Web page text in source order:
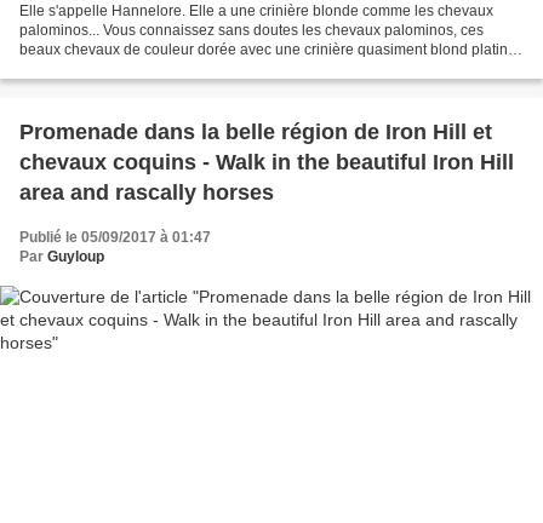
Elle s'appelle Hannelore. Elle a une crinière blonde comme les chevaux
palominos... Vous connaissez sans doutes les chevaux palominos, ces
beaux chevaux de couleur dorée avec une crinière quasiment blond platine.
Promenade dans la belle région de Iron Hill et
chevaux coquins - Walk in the beautiful Iron Hill
area and rascally horses
Publié le 05/09/2017 à 01:47
Par Guyloup